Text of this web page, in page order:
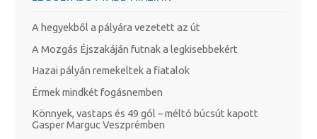
A hegyekből a pályára vezetett az út
A Mozgás Éjszakáján futnak a legkisebbekért
Hazai pályán remekeltek a fiatalok
Érmek mindkét fogásnemben
Könnyek, vastaps és 49 gól – méltó búcsút kapott
Gasper Marguc Veszprémben